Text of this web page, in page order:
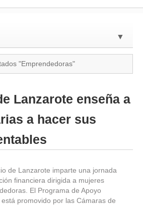
▼
"Emprendedoras"
Lanzarote enseña a
a hacer sus
de Lanzarote imparte una jornada
financiera dirigida a mujeres
El Programa de Apoyo
promovido por las Cámaras de